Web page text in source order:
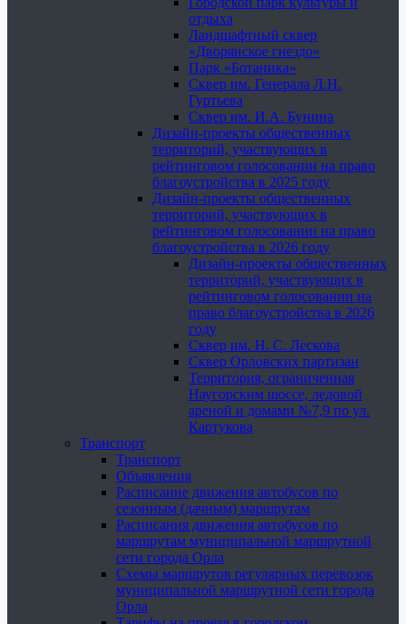
отдыха
Ландшафтный сквер
«Дворянское гнездо»
Парк «Ботаника»
Сквер им. Генерала Л.Н.
Гуртьева
Сквер им. И.А. Бунина
Дизайн-проекты общественных
территорий, участвующих в
рейтинговом голосовании на право
благоустройства в 2025 году
Дизайн-проекты общественных
территорий, участвующих в
рейтинговом голосовании на право
благоустройства в 2026 году
Дизайн-проекты общественных
территорий, участвующих в
рейтинговом голосовании на
право благоустройства в 2026
году
Сквер им. Н. С. Лескова
Сквер Орловских партизан
Территория, ограниченная
Наугорским шоссе, ледовой
ареной и домами №7,9 по ул.
Картукова
Транспорт
Транспорт
Объявления
Расписание движения автобусов по
сезонным (дачным) маршрутам
Расписания движения автобусов по
маршрутам муниципальной маршрутной
сети города Орла
Схемы маршрутов регулярных перевозок
муниципальной маршрутной сети города
Орла